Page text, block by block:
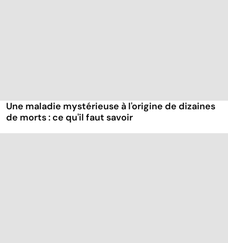
Une maladie mystérieuse à l'origine de dizaines
de morts : ce qu'il faut savoir